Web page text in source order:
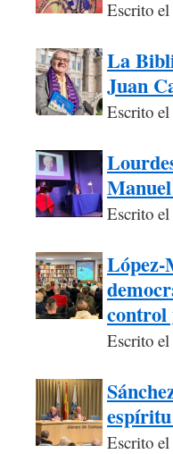
Escrito el
La
Juan
Escrito el
Escrito el
López-
control
Escrito el
Escrito el